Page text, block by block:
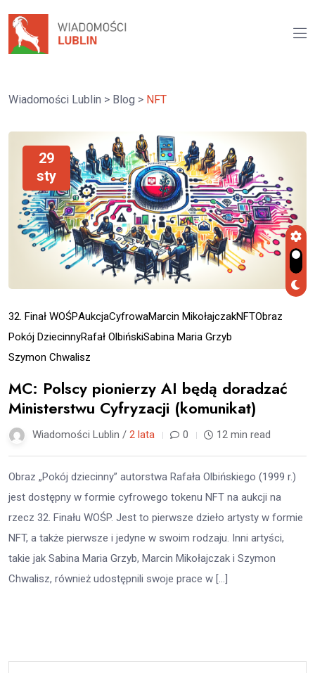
Wiadomości Lublin > Blog > NFT
29
sty
32. Finał WOŚPAukcjaCyfrowaMarcin MikołajczakNFTObraz
Pokój DziecinnyRafał OlbińskiSabina Maria Grzyb
Szymon Chwalisz
MC: Polscy pionierzy AI będą doradzać
Ministerstwu Cyfryzacji (komunikat)
Wiadomości Lublin / 2 lata 0 12 min read
Obraz „Pokój dziecinny” autorstwa Rafała Olbińskiego (1999 r.)
jest dostępny w formie cyfrowego tokenu NFT na aukcji na
rzecz 32. Finału WOŚP. Jest to pierwsze dzieło artysty w formie
NFT, a także pierwsze i jedyne w swoim rodzaju. Inni artyści,
takie jak Sabina Maria Grzyb, Marcin Mikołajczak i Szymon
Chwalisz, również udostępnili swoje prace w […]